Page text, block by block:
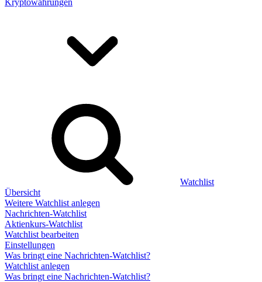
Kryptowährungen
Watchlist
Übersicht
Weitere Watchlist anlegen
Nachrichten-Watchlist
Aktienkurs-Watchlist
Watchlist bearbeiten
Einstellungen
Was bringt eine Nachrichten-Watchlist?
Watchlist anlegen
Was bringt eine Nachrichten-Watchlist?